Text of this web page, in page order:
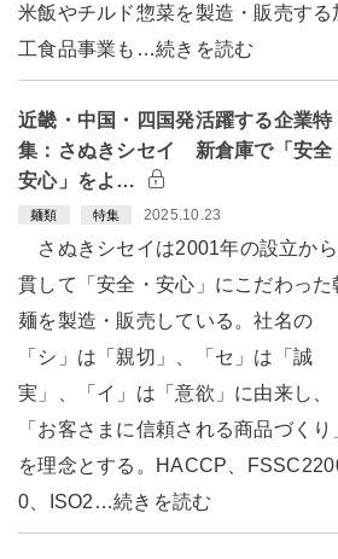
米飯やチルド惣菜を製造・販売する
工食品事業も…続きを読む
近畿・中国・四国発活躍する企業特
集：さぬきシセイ 新倉庫で「安全
安心」をよ…
麺類 特集 2025.10.23
さぬきシセイは2001年の設立か
貫して「安全・安心」にこだわった
麺を製造・販売している。社名の
「シ」は「親切」、「セ」は「誠
実」、「イ」は「意欲」に由来し、
「お客さまに信頼される商品づくり
を理念とする。HACCP、
0、ISO2…続きを読む